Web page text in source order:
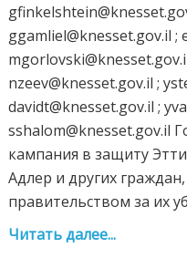
ggamliel@knesset.gov.il ;
nzeev@knesset.gov.il ;
davidt@knesset.gov.il ;
sshalom@knesset.gov.il
кампания в защиту
Адлер и других
правительством за их
Читать далее...